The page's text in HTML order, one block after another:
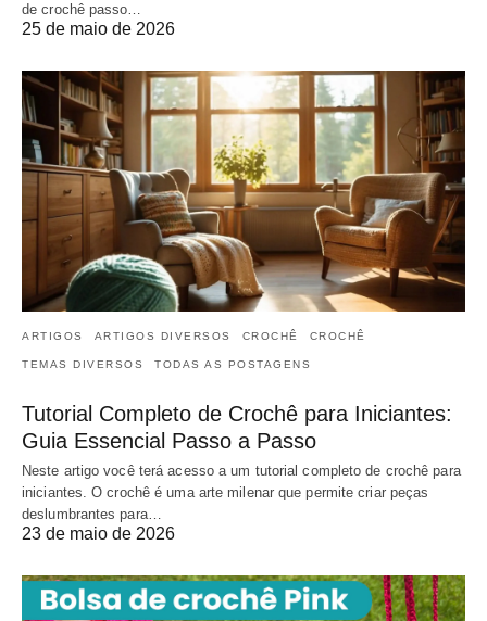
de crochê passo…
25 de maio de 2026
ARTIGOS ARTIGOS DIVERSOS CROCHÊ CROCHÊ
TEMAS DIVERSOS TODAS AS POSTAGENS
Tutorial Completo de Crochê para Iniciantes:
Guia Essencial Passo a Passo
Neste artigo você terá acesso a um tutorial completo de crochê para
iniciantes. O crochê é uma arte milenar que permite criar peças
deslumbrantes para…
23 de maio de 2026